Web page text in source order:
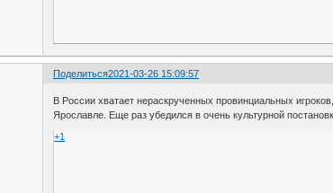
Поделиться2021-03-26 15:09:57
В России хватает нераскрученных провинциальных
Ярославле. Еще раз убедился в очень культурной
+1